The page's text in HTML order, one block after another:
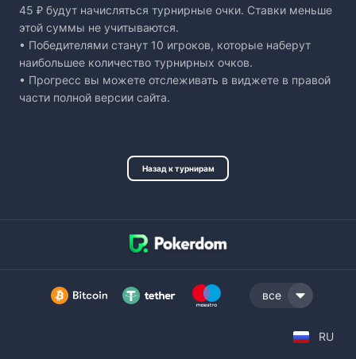
45 ₽ будут начисляться турнирные очки. Ставки меньше
этой суммы не учитываются.
• Победителями станут 10 игроков, которые наберут
наибольшее количество турнирных очков.
• Прогресс вы можете отслеживать в виджете в правой
части полной версии сайта.
Назад к турнирам
все
RU